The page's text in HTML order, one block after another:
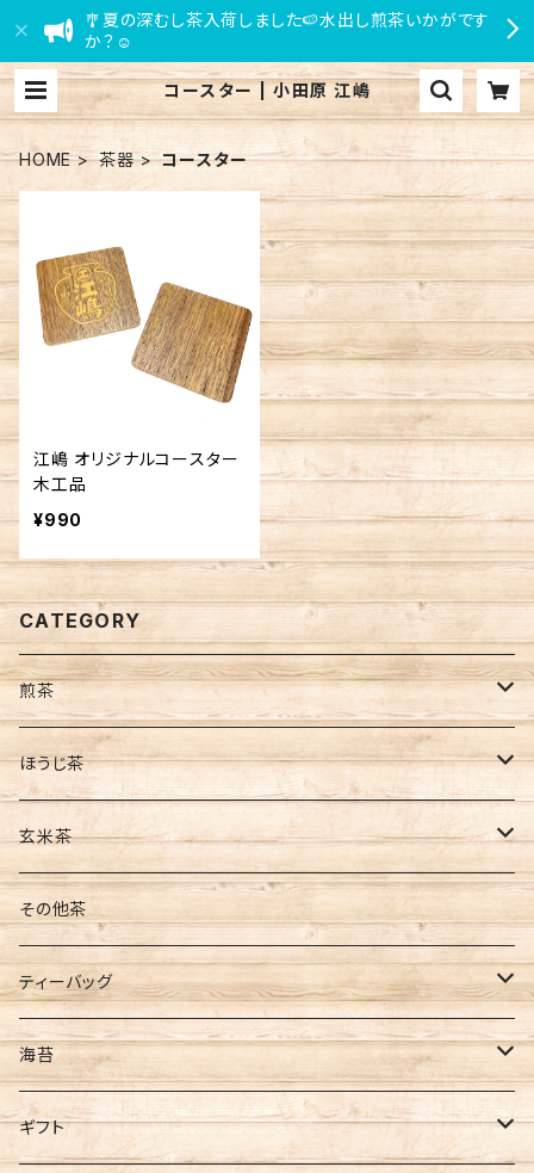
🎐夏の深むし茶入荷しました🍉水出し煎茶いかがです
か？☺
コースター | 小田原 江嶋
HOME 茶器 コースター
江嶋 オリジナルコースター
木工品
¥990
CATEGORY
煎茶
茶葉
缶入
袋入
ティーバッグ
水出し
新茶
ギフト
ほうじ茶
茶葉
ティーバッグ
玄米茶
茶葉
ティーバッグ
その他茶
ティーバッグ
煎茶
ほうじ茶
海苔
全型サイズ
ギフト